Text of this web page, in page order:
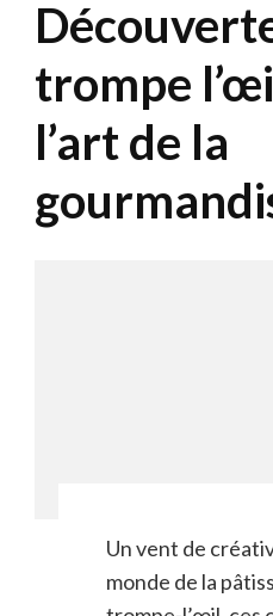
trompe
l’art de la
Un vent de
monde de la